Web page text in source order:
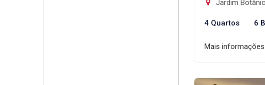
Jardim
4 Quartos 6
Mais informações